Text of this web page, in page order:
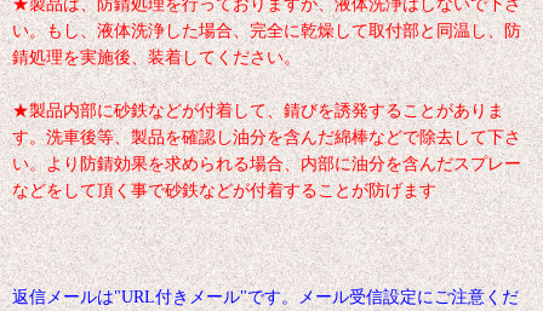
い。もし、液体洗浄した場合、完全に乾燥して取付部と同温し、防
錆処理を実施後、装着してください。
★製品内部に砂鉄などが付着して、錆びを誘発することがありま
す。洗車後等、製品を確認し油分を含んだ綿棒などで除去して下さ
い。より防錆効果を求められる場合、内部に油分を含んだスプレー
などをして頂く事で砂鉄などが付着することが防げます
返信メールは"URL付きメール"です。メール受信設定にご注意くだ